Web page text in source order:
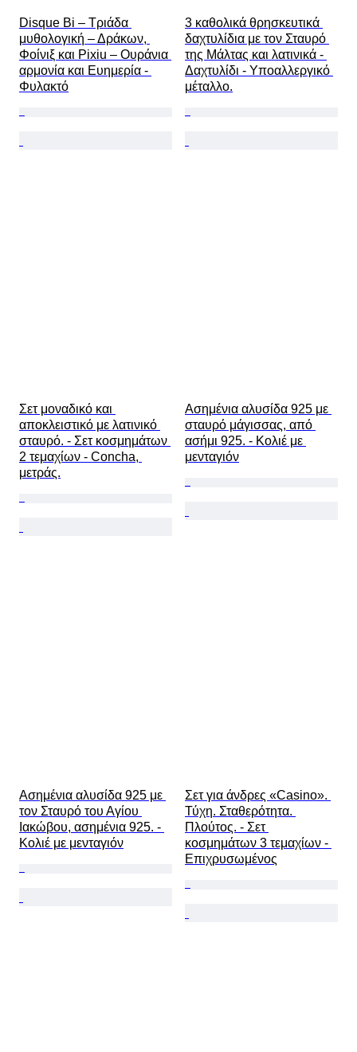
Disque Bi – Τριάδα
μυθολογική – Δράκων,
Φοίνιξ και Pixiu – Ουράνια
αρμονία και Ευημερία -
Φυλακτό
3 καθολικά θρησκευτικά
δαχτυλίδια με τον Σταυρό
της Μάλτας και λατινικά -
Δαχτυλίδι - Υποαλλεργικό
μέταλλο.
Σετ μοναδικό και
αποκλειστικό με λατινικό
σταυρό. - Σετ κοσμημάτων
2 τεμαχίων - Concha,
μετράς.
Ασημένια αλυσίδα 925 με
σταυρό μάγισσας, από
ασήμι 925. - Κολιέ με
μενταγιόν
Ασημένια αλυσίδα 925 με
τον Σταυρό του Αγίου
Ιακώβου, ασημένια 925. -
Κολιέ με μενταγιόν
Σετ για άνδρες «Casino».
Τύχη. Σταθερότητα.
Πλούτος. - Σετ
κοσμημάτων 3 τεμαχίων -
Επιχρυσωμένος